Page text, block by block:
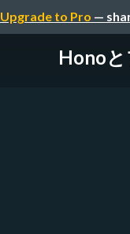
Upgrade to Pro —
Hono